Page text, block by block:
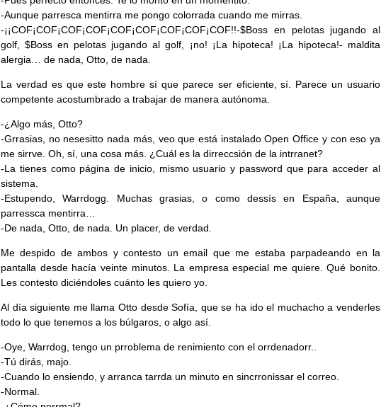
-Aunque parresca mentirra me pongo colorrada cuando me mirras.
-¡¡COF¡COF¡COF¡COF¡COF¡COF¡COF¡COF¡COF!!-$Boss en pelotas jugando al
golf, $Boss en pelotas jugando al golf, ¡no! ¡La hipoteca! ¡La hipoteca!- maldita
alergia… de nada, Otto, de nada.
La verdad es que este hombre sí que parece ser eficiente, sí. Parece un usuario
competente acostumbrado a trabajar de manera autónoma.
-¿Algo más, Otto?
-Grrasias, no nesesitto nada más, veo que está instalado Open Office y con eso ya
me sirrve. Oh, sí, una cosa más. ¿Cuál es la dirreccsión de la intrranet?
-La tienes como página de inicio, mismo usuario y password que para acceder al
sistema.
-Estupendo, Warrdogg. Muchas grasias, o como dessís en España, aunque
parressca mentirra…
-De nada, Otto, de nada. Un placer, de verdad.
Me despido de ambos y contesto un email que me estaba parpadeando en la
pantalla desde hacía veinte minutos. La empresa especial me quiere. Qué bonito.
Les contesto diciéndoles cuánto les quiero yo.
Al día siguiente me llama Otto desde Sofía, que se ha ido el muchacho a venderles
todo lo que tenemos a los búlgaros, o algo así.
-Oye, Warrdog, tengo un prroblema de renimiento con el orrdenadorr..
-Tú dirás, majo.
-Cuando lo ensiendo, y arranca tarrda un minuto en sincrronissar el correo.
-Normal.